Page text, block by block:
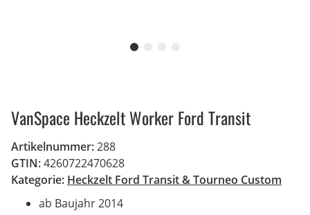
VanSpace Heckzelt Worker Ford Transit
Artikelnummer:288
GTIN:4260722470628
Kategorie: Heckzelt Ford Transit & Tourneo Custom
ab Baujahr 2014